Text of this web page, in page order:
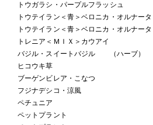
トウガラシ・パープルフラッシュ
トウテイラン＜青＞ベロニカ・オルナータ
トウテイラン＜青＞ベロニカ・オルナータ
トレニア＜ＭＩＸ＞カウアイ
バジル・スイートバジル （ハーブ）
ヒコウキ草
ブーゲンビレア・こなつ
フジナデシコ・涼風
ペチュニア
ペットプラント